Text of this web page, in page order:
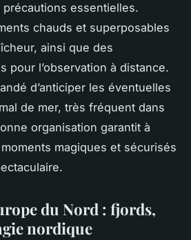
essentielles.
chauds et superposables
ainsi que des
pour l’observation à distance.
d’anticiper les éventuelles
de mer, très fréquent dans
organisation garantit à
magiques et sécurisés
du Nord : fjords,
nordique